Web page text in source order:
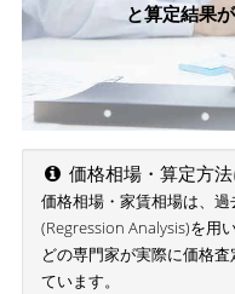
と算定結果
価格相場・算定方
価格相場・家賃相場は、
(Regression Analysis)を用
どの専門家が実際に価格
ています。